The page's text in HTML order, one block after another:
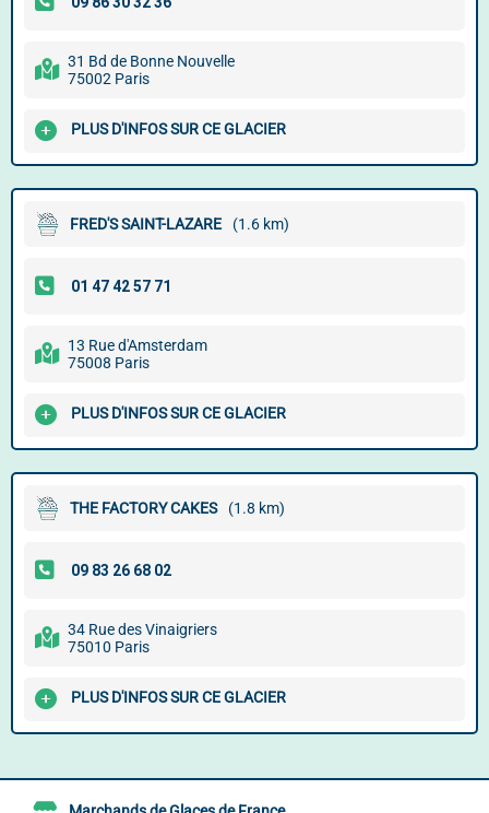
31 Bd de Bonne Nouvelle
75002 Paris
PLUS D'INFOS SUR CE GLACIER
FRED'S SAINT-LAZARE (1.6 km)
13 Rue d'Amsterdam
75008 Paris
PLUS D'INFOS SUR CE GLACIER
THE FACTORY CAKES (1.8 km)
34 Rue des Vinaigriers
75010 Paris
PLUS D'INFOS SUR CE GLACIER